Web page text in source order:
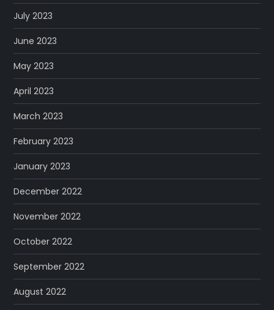
July 2023
June 2023
May 2023
April 2023
March 2023
February 2023
January 2023
December 2022
November 2022
October 2022
September 2022
August 2022